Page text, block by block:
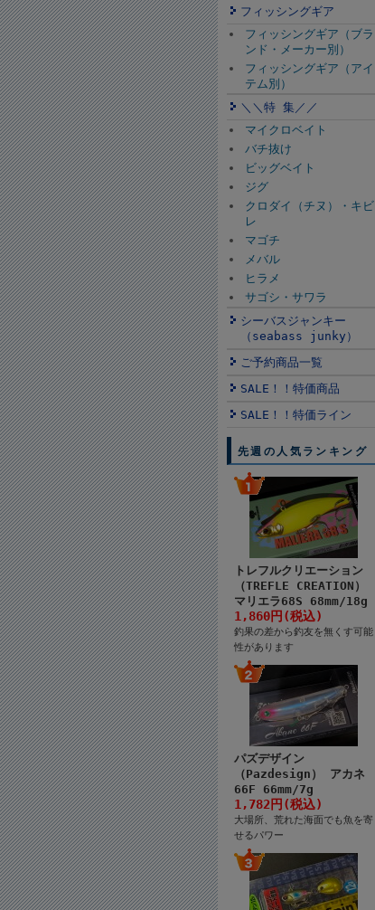
フィッシングギア
フィッシングギア（ブラ
ンド・メーカー別）
フィッシングギア（アイ
テム別）
＼＼特 集／／
マイクロベイト
バチ抜け
ビッグベイト
ジグ
クロダイ（チヌ）・キビ
レ
マゴチ
メバル
ヒラメ
サゴシ・サワラ
シーバスジャンキー
（seabass junky）
ご予約商品一覧
SALE！！特価商品
SALE！！特価ライン
先週の人気ランキング
トレフルクリエーション
（TREFLE CREATION）
マリエラ68S 68mm/18g
1,860円(税込)
釣果の差から釣友を無くす可能
性があります
パズデザイン
（Pazdesign） アカネ
66F 66mm/7g
1,782円(税込)
大場所、荒れた海面でも魚を寄
せるパワー